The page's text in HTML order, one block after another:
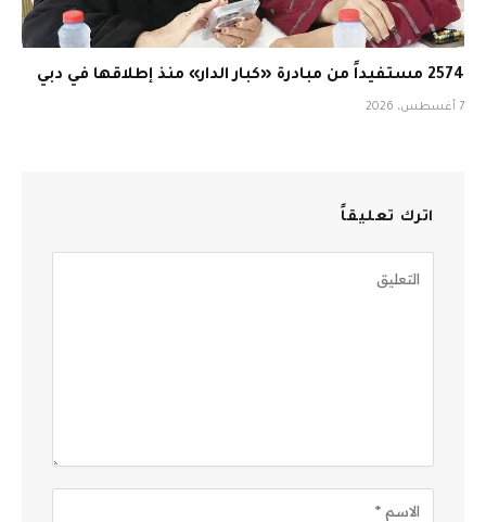
2574 مستفيداً من مبادرة «كبار الدار» منذ إطلاقها في دبي
7 أغسطس، 2026
اترك تعليقاً